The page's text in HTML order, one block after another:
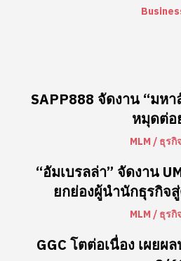
SAPP888 จัดงาน “มห
หมุดต่อ
MLM / ธุรกิ
“อัมเบรลล่า” จัดงาน
ยกย่องผู้นำนักธุรกิจ
MLM / ธุรกิ
GGC โตต่อเนื่อง เผยผ